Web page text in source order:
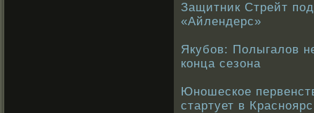
Защитник Стрейт
«Айлендерс»
Якубов: Полыгалов
конца сезона
Юношеское
стартует в